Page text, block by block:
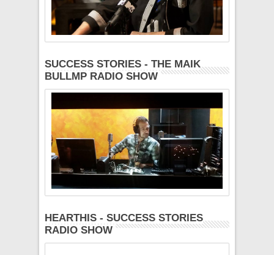
SUCCESS STORIES - THE MAIK
BULLMP RADIO SHOW
HEARTHIS - SUCCESS STORIES
RADIO SHOW